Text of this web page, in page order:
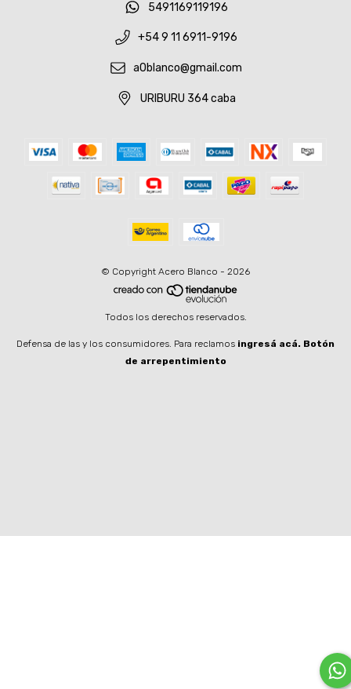
5491169119196
+54 9 11 6911-9196
a0blanco@gmail.com
URIBURU 364 caba
© Copyright Acero Blanco - 2026
Todos los derechos reservados.
Defensa de las y los consumidores. Para reclamos ingresá acá. Botón
de arrepentimiento